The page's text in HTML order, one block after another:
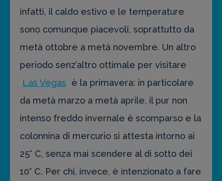
infatti, il caldo estivo e le temperature
sono comunque piacevoli, soprattutto da
metà ottobre a metà novembre. Un altro
periodo senz’altro ottimale per visitare
Las Vegas è la primavera: in particolare
da metà marzo a metà aprile, il pur non
intenso freddo invernale è scomparso e la
colonnina di mercurio si attesta intorno ai
25° C, senza mai scendere al di sotto dei
10° C. Per chi, invece, è intenzionato a fare